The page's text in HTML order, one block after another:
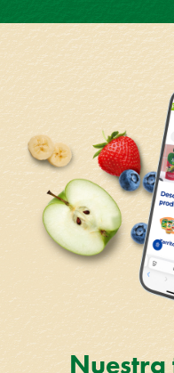
Nuestra